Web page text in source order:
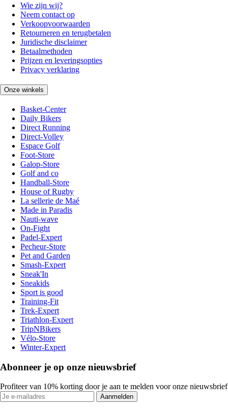
Wie zijn wij?
Neem contact op
Verkoopvoorwaarden
Retourneren en terugbetalen
Juridische disclaimer
Betaalmethoden
Prijzen en leveringsopties
Privacy verklaring
Onze winkels
Basket-Center
Daily Bikers
Direct Running
Direct-Volley
Espace Golf
Foot-Store
Galop-Store
Golf and co
Handball-Store
House of Rugby
La sellerie de Maé
Made in Paradis
Nauti-wave
On-Fight
Padel-Expert
Pecheur-Store
Pet and Garden
Smash-Expert
Sneak'In
Sneakids
Sport is good
Training-Fit
Trek-Expert
Triathlon-Expert
TripNBikers
Vélo-Store
Winter-Expert
Abonneer je op onze nieuwsbrief
Profiteer van 10% korting door je aan te melden voor onze nieuwsbrief
Aanmelden